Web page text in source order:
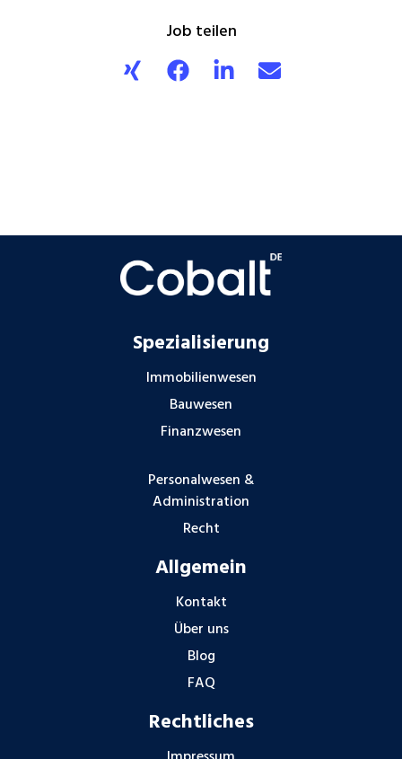
Job teilen
Spezialisierung
Immobilienwesen
Bauwesen
Finanzwesen
Personalwesen &
Administration
Recht
Allgemein
Kontakt
Über uns
Blog
FAQ
Rechtliches